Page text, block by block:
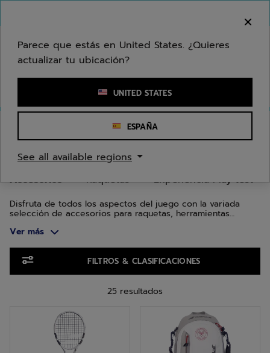
Ingresar una palabra clave o un número de artículo
ACCESORIOS DE TENIS
Raquetas Experiencia Play test
Accesorios
Disfruta de todos los aspectos del juego con la variada
selección de accesorios para raquetas, herramientas
deporte, material de salud y entrenamiento, y equipamiento
Ver más
FILTROS & CLASIFICACIONES
25 resultados
Parece que estás en United States. ¿Quieres
actualizar tu ubicación?
UNITED STATES
ESPAÑA
See all available regions